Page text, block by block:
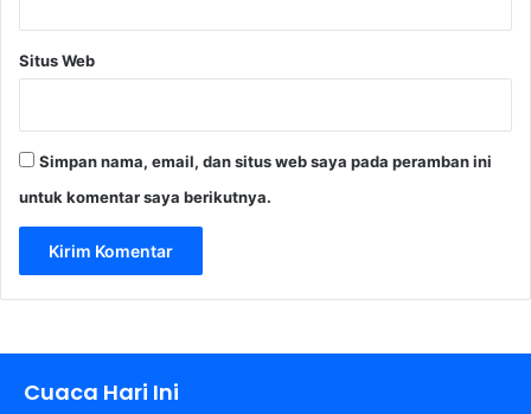
Situs Web
Simpan nama, email, dan situs web saya pada peramban ini
untuk komentar saya berikutnya.
Cuaca Hari Ini